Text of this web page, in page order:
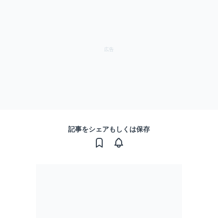
記事をシェアもしくは保存